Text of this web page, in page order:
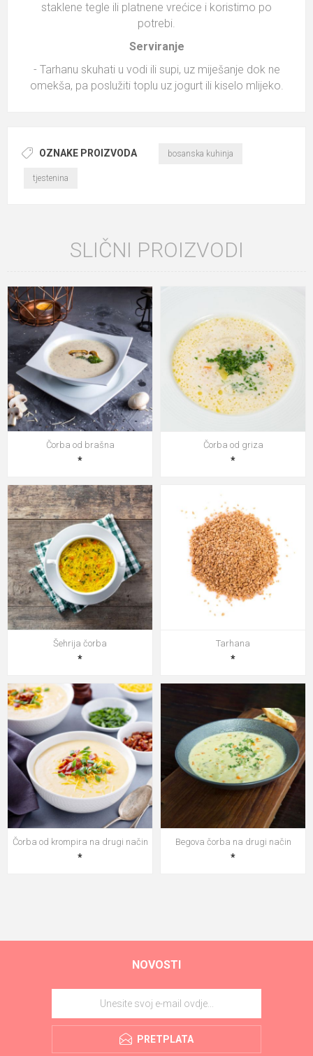
staklene tegle ili platnene vrećice i koristimo po
potrebi.
Serviranje
- Tarhanu skuhati u vodi ili supi, uz miješanje dok ne
omekša, pa poslužiti toplu uz jogurt ili kiselo mlijeko.
OZNAKE PROIZVODA bosanska kuhinja
tjestenina
SLIČNI PROIZVODI
Čorba od brašna
*
Čorba od griza
*
Šehrija čorba
*
Tarhana
*
Čorba od krompira na drugi način
*
Begova čorba na drugi način
*
NOVOSTI
PRETPLATA